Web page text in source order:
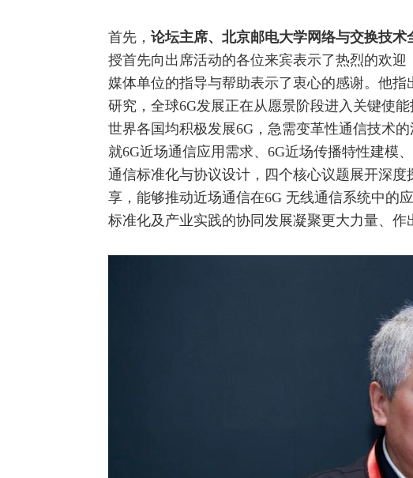
首先， 论坛主席、北京邮电大学网络与交换技术
授首先向出席活动的各位来宾表示了热烈的欢
媒体单位的指导与帮助表示了衷心的感谢。他指
研究，全球6G发展正在从愿景阶段进入关键使
世界各国均积极发展6G，急需变革性通信技术
就6G近场通信应用需求、6G近场传播特性建模
通信标准化与协议设计，四个核心议题展开深
享，能够推动近场通信在6G 无线通信系统中的
标准化及产业实践的协同发展凝聚更大力量、作